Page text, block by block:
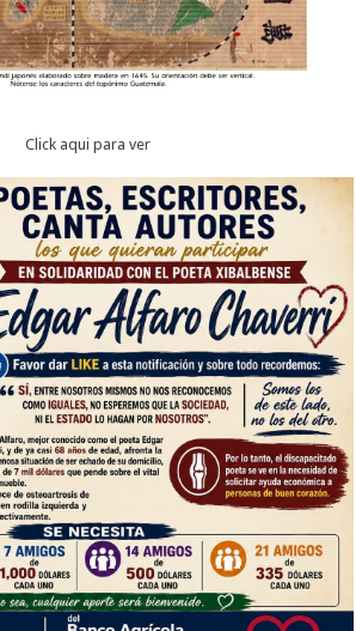
Click aqui para ver